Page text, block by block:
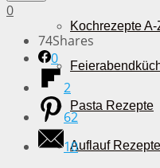
Kochrezepte A-
Pasta Rezepte
Auflauf Rezepte
0
74Shares
0
2
62
10